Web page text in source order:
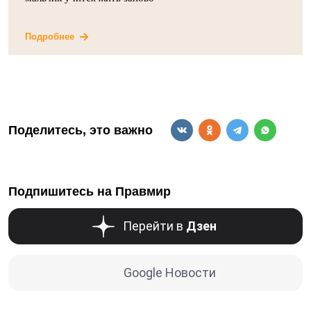
Подробнее
Поделитесь, это важно
Подпишитесь на Правмир
Перейти в Дзен
Google Новости